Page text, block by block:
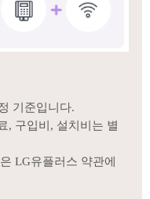
기준입니다.
, 구입비, 설치비는 별
LG유플러스 약관에